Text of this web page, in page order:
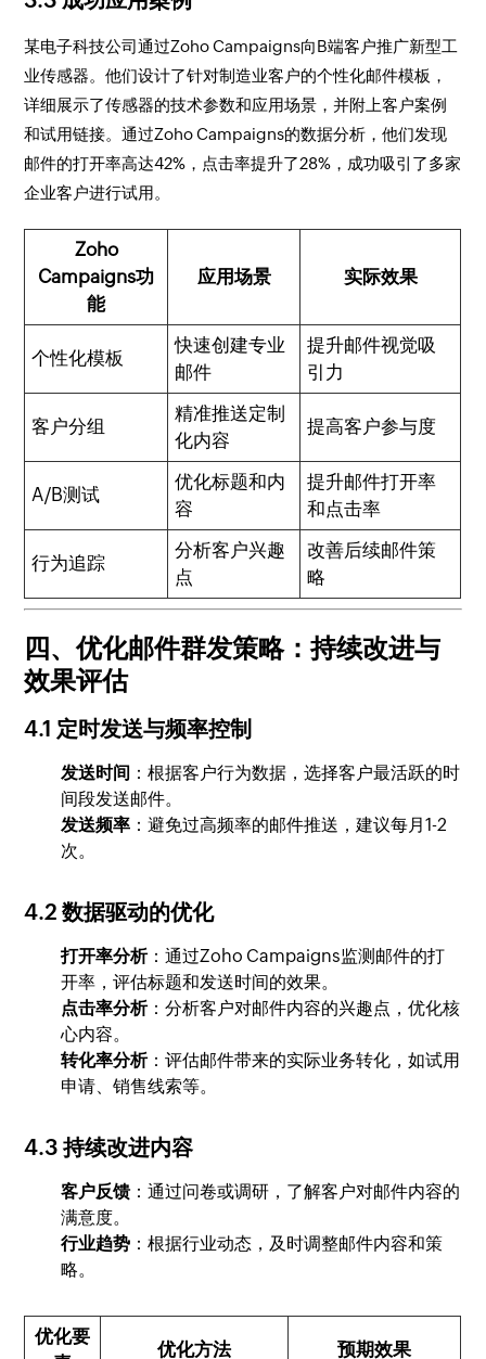
某电子科技公司通过Zoho Campaigns向B端客户推广新型工
业传感器。他们设计了针对制造业客户的个性化邮件模板，
详细展示了传感器的技术参数和应用场景，并附上客户案例
和试用链接。通过Zoho Campaigns的数据分析，他们发现
邮件的打开率高达42%，点击率提升了28%，成功吸引了多家
企业客户进行试用。
Zoho
Campaigns功
能
应用场景 实际效果
个性化模板
快速创建专业
邮件
提升邮件视觉吸
引力
客户分组
精准推送定制
化内容
提高客户参与度
A/B测试
优化标题和内
容
提升邮件打开率
和点击率
行为追踪
分析客户兴趣
点
改善后续邮件策
略
四、优化邮件群发策略：持续改进与
效果评估
4.1 定时发送与频率控制
发送时间 ：根据客户行为数据，选择客户最活跃的时
间段发送邮件。
发送频率 ：避免过高频率的邮件推送，建议每月1-2
次。
4.2 数据驱动的优化
打开率分析：通过Zoho Campaigns监测邮件的打
开率，评估标题和发送时间的效果。
点击率分析：分析客户对邮件内容的兴趣点，优化核
心内容。
转化率分析：评估邮件带来的实际业务转化，如试用
申请、销售线索等。
4.3 持续改进内容
客户反馈 ：通过问卷或调研，了解客户对邮件内容的
满意度。
行业趋势 ：根据行业动态，及时调整邮件内容和策
略。
优化要
优化方法 预期效果